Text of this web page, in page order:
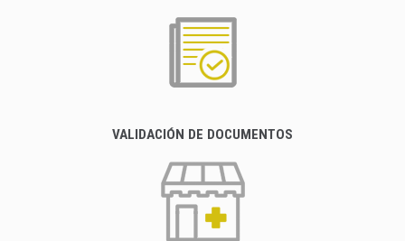
VALIDACIÓN DE DOCUMENTOS